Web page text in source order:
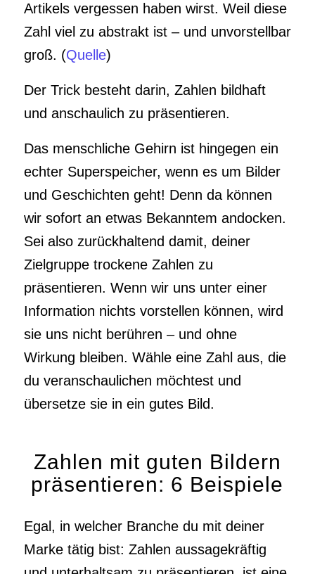
Artikels vergessen haben wirst. Weil diese
Zahl viel zu abstrakt ist – und unvorstellbar
groß. (Quelle)
Der Trick besteht darin, Zahlen bildhaft
und anschaulich zu präsentieren.
Das menschliche Gehirn ist hingegen ein
echter Superspeicher, wenn es um Bilder
und Geschichten geht! Denn da können
wir sofort an etwas Bekanntem andocken.
Sei also zurückhaltend damit, deiner
Zielgruppe trockene Zahlen zu
präsentieren. Wenn wir uns unter einer
Information nichts vorstellen können, wird
sie uns nicht berühren – und ohne
Wirkung bleiben. Wähle eine Zahl aus, die
du veranschaulichen möchtest und
übersetze sie in ein gutes Bild.
Zahlen mit guten Bildern
präsentieren: 6 Beispiele
Egal, in welcher Branche du mit deiner
Marke tätig bist: Zahlen aussagekräftig